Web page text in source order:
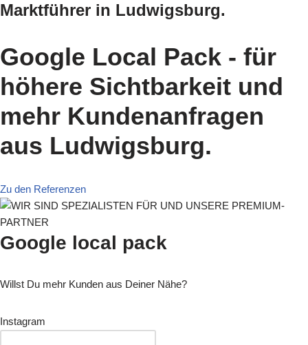
Marktführer in Ludwigsburg.
Google Local Pack - für
höhere Sichtbarkeit und
mehr Kundenanfragen
aus Ludwigsburg.
Zu den Referenzen
Google local pack
Willst Du mehr Kunden aus Deiner Nähe?
Instagram